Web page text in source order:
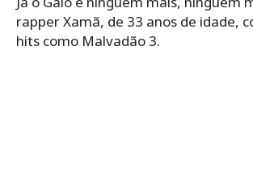
rapper Xamã, de 33 anos de idade,
hits como Malvadão 3.